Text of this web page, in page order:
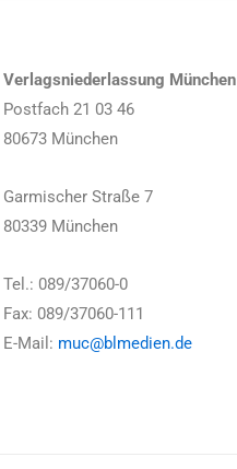
Verlagsniederlassung München
Postfach 21 03 46
80673 München
Garmischer Straße 7
80339 München
Tel.: 089/37060-0
Fax: 089/37060-111
E-Mail: muc@blmedien.de